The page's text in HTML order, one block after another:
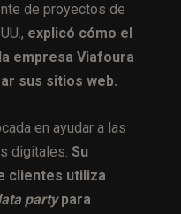
de proyectos de
explicó cómo el
empresa Viafoura
sus sitios web.
en ayudar a las
digitales. Su
clientes utiliza
partypara